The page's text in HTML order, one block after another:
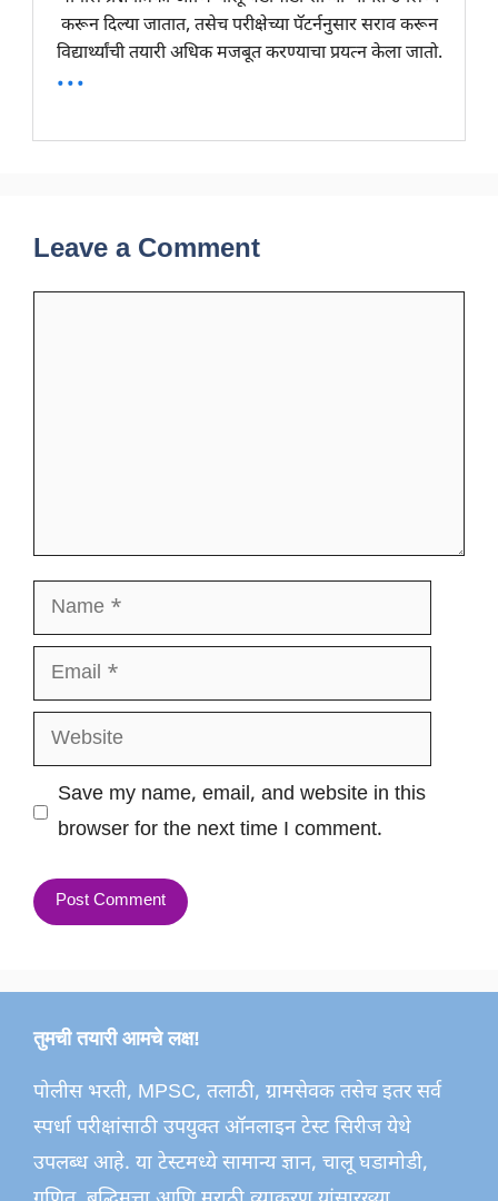
करून दिल्या जातात, तसेच परीक्षेच्या पॅटर्ननुसार सराव करून
विद्यार्थ्यांची तयारी अधिक मजबूत करण्याचा प्रयत्न केला जातो.
...
Leave a Comment
Name
Email
Website
Save my name, email, and website in this
browser for the next time I comment.
तुमची तयारी आमचे लक्ष!
पोलीस भरती, MPSC, तलाठी, ग्रामसेवक तसेच इतर सर्व
स्पर्धा परीक्षांसाठी उपयुक्त ऑनलाइन टेस्ट सिरीज येथे
उपलब्ध आहे. या टेस्टमध्ये सामान्य ज्ञान, चालू घडामोडी,